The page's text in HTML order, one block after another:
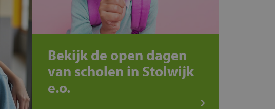
Bekijk de open dagen
van scholen in Stolwijk
e.o.